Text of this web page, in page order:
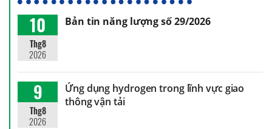
10
Thg8
2026
Bản tin năng lượng số 29/2026
9
Thg8
2026
Ứng dụng hydrogen trong lĩnh vực giao
thông vận tải